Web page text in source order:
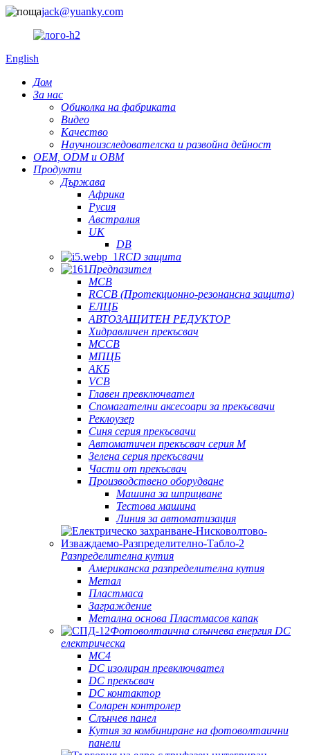
jack@yuanky.com
English
Дом
За нас
Обиколка на фабриката
Видео
Качество
Научноизследователска и развойна дейност
OEM, ODM и OBM
Продукти
Държава
Африка
Русия
Австралия
UK
DB
RCD защита
Предпазител
MCB
RCCB (Протекционно-резонансна защита)
ЕЛЦБ
АВТОЗАЩИТЕН РЕДУКТОР
Хидравличен прекъсвач
MCCB
МПЦБ
АКБ
VCB
Главен превключвател
Спомагателни аксесоари за прекъсвачи
Реклоузер
Синя серия прекъсвачи
Автоматичен прекъсвач серия M
Зелена серия прекъсвачи
Части от прекъсвач
Производствено оборудване
Машина за шприцване
Тестова машина
Линия за автоматизация
Разпределителна кутия
Американска разпределителна кутия
Метал
Пластмаса
Заграждение
Метална основа Пластмасов капак
Фотоволтаична слънчева енергия DC
електрическа
MC4
DC изолиран превключвател
DC прекъсвач
DC контактор
Соларен контролер
Слънчев панел
Кутия за комбиниране на фотоволтаични
панели